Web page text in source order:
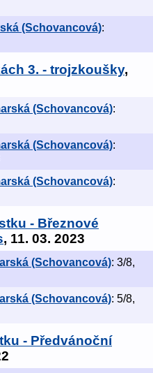
(Schovancová):
3. - trojzkoušky,
(Schovancová):
(Schovancová):
(Schovancová):
- Březnové
, 11. 03. 2023
(Schovancová): 3/8,
(Schovancová): 5/8,
- Předvánoční